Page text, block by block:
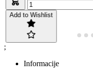
Add to Wishlist
;
Informacije